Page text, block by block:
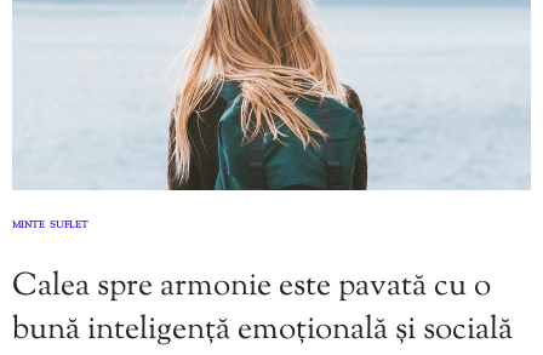
MINTE SUFLET
Calea spre armonie este pavată cu o
bună inteligență emoțională și socială